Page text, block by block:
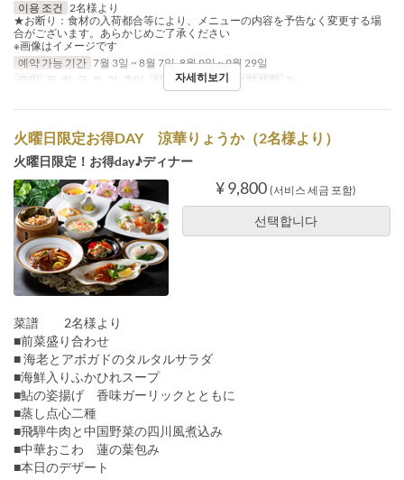
이용 조건 2名様より
★お断り：食材の入荷都合等により、メニューの内容を予告なく変更する場
合がございます。あらかじめご了承ください
※画像はイメージです
예약 가능 기간 7월 3일 ~ 8월 7일, 8월 9일 ~ 9월 29일
요일
월, 화, 금, 토, 일, 휴일 식사 저녁 주문 수량 제한 2 ~
자세히보기
火曜日限定お得DAY 涼華りょうか（2名様より）
火曜日限定！お得day♪ディナー
¥ 9,800 (서비스 세금 포함)
선택합니다
菜譜 2名様より
■前菜盛り合わせ
■ 海老とアボガドのタルタルサラダ
■海鮮入りふかひれスープ
■鮎の姿揚げ 香味ガーリックとともに
■蒸し点心二種
■飛騨牛肉と中国野菜の四川風煮込み
■中華おこわ 蓮の葉包み
■本日のデザート